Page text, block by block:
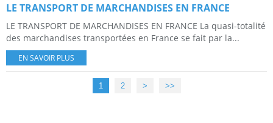
LE TRANSPORT DE MARCHANDISES EN FRANCE
LE TRANSPORT DE MARCHANDISES EN FRANCE La quasi-totalité
des marchandises transportées en France se fait par la...
EN SAVOIR PLUS
1 2 > >>